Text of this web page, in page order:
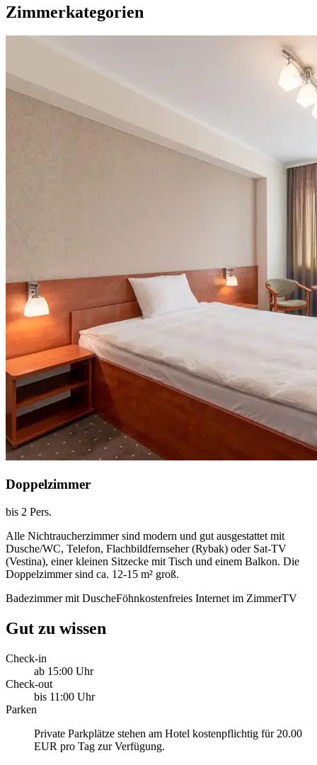
Zimmerkategorien
Doppelzimmer
bis 2 Pers.
Alle Nichtraucherzimmer sind modern und gut ausgestattet mit
Dusche/WC, Telefon, Flachbildfernseher (Rybak) oder Sat-TV
(Vestina), einer kleinen Sitzecke mit Tisch und einem Balkon. Die
Doppelzimmer sind ca. 12-15 m² groß.
Badezimmer mit DuscheFöhnkostenfreies Internet im ZimmerTV
Gut zu wissen
Check-in
ab 15:00 Uhr
Check-out
bis 11:00 Uhr
Parken
Private Parkplätze stehen am Hotel kostenpflichtig für 20.00
EUR pro Tag zur Verfügung.